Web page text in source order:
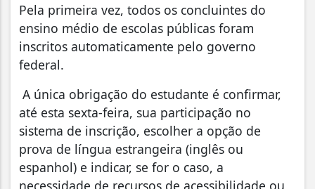
Pela primeira vez, todos os concluintes do
ensino médio de escolas públicas foram
inscritos automaticamente pelo governo
federal.
A única obrigação do estudante é confirmar,
até esta sexta-feira, sua participação no
sistema de inscrição, escolher a opção de
prova de língua estrangeira (inglês ou
espanhol) e indicar, se for o caso, a
necessidade de recursos de acessibilidade ou